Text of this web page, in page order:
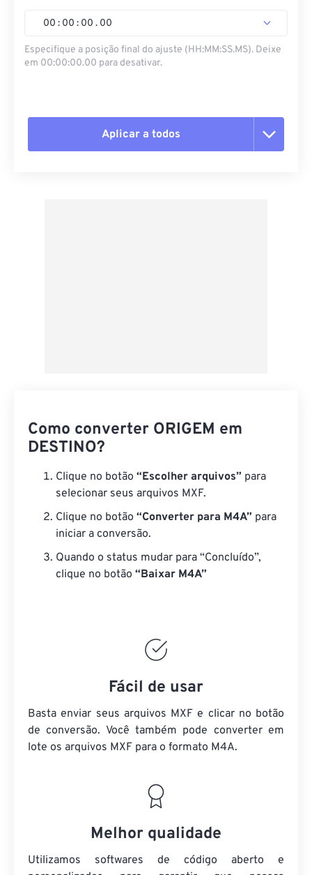
00 : 00 : 00 . 00
Especifique a posição final do ajuste (HH:MM:SS.MS). Deixe
em 00:00:00.00 para desativar.
Aplicar a todos
Como converter ORIGEM em
DESTINO?
Clique no botão “Escolher arquivos” para
selecionar seus arquivos MXF.
Clique no botão “Converter para M4A” para
iniciar a conversão.
Quando o status mudar para “Concluído”,
clique no botão “Baixar M4A”
Fácil de usar
Basta enviar seus arquivos MXF e clicar no botão
de conversão. Você também pode converter em
lote os arquivos MXF para o formato M4A.
Melhor qualidade
Utilizamos softwares de código aberto e